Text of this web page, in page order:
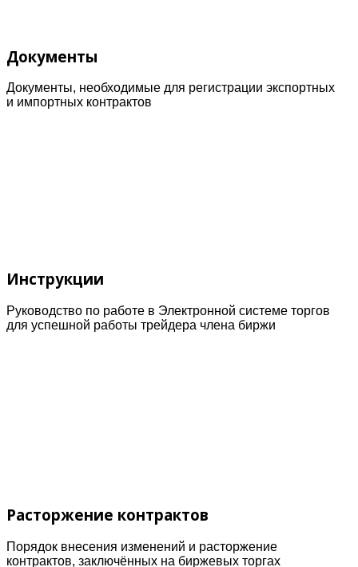
Документы
Документы, необходимые для регистрации экспортных
и импортных контрактов
Инструкции
Руководство по работе в Электронной системе торгов
для успешной работы трейдера члена биржи
Расторжение контрактов
Порядок внесения изменений и расторжение
контрактов, заключённых на биржевых торгах